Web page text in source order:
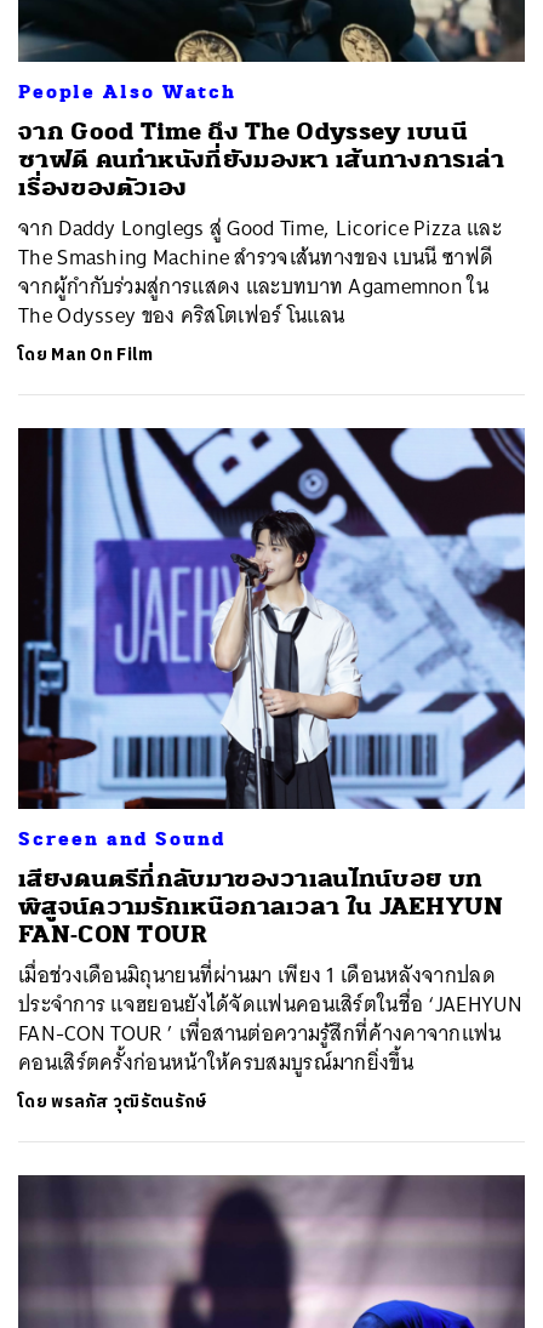
People Also Watch
จาก Good Time ถึง The Odyssey เบนนี
ซาฟดี คนทำหนังที่ยังมองหา เส้นทางการเล่า
เรื่องของตัวเอง
จาก Daddy Longlegs สู่ Good Time, Licorice Pizza และ
The Smashing Machine สำรวจเส้นทางของ เบนนี ซาฟดี
จากผู้กำกับร่วมสู่การแสดง และบทบาท Agamemnon ใน
The Odyssey ของ คริสโตเฟอร์ โนแลน
โดย Man On Film
Screen and Sound
เสียงดนตรีที่กลับมาของวาเลนไทน์บอย บท
พิสูจน์ความรักเหนือกาลเวลา ใน JAEHYUN
FAN-CON TOUR
เมื่อช่วงเดือนมิถุนายนที่ผ่านมา เพียง 1 เดือนหลังจากปลด
ประจำการ แจฮยอนยังได้จัดแฟนคอนเสิร์ตในชื่อ ‘JAEHYUN
FAN-CON TOUR’ เพื่อสานต่อความรู้สึกที่ค้างคาจากแฟน
คอนเสิร์ตครั้งก่อนหน้าให้ครบสมบูรณ์มากยิ่งขึ้น
โดยพรลภัส วุฒิรัตนรักษ์